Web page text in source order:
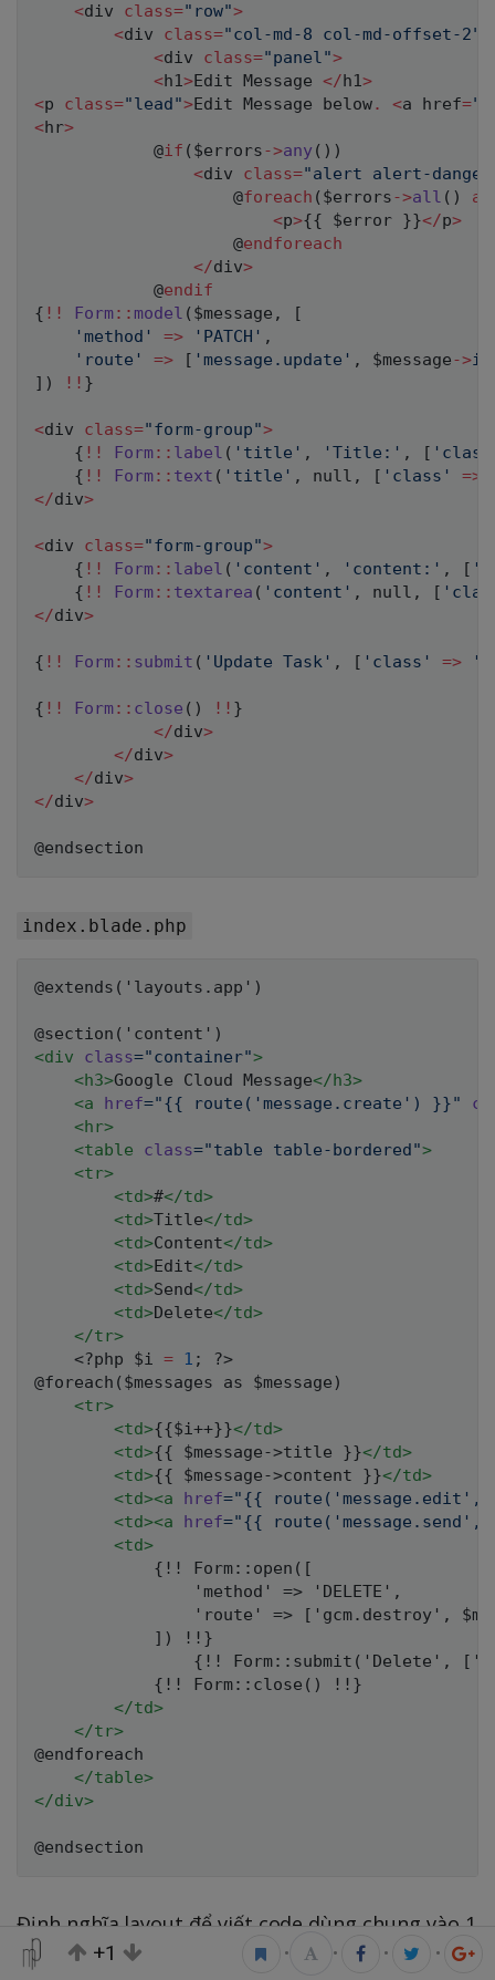
<div class="row">
<div class="col-md-8 col-md-offset-2"
<div class="panel">
<h1>Edit Message </h1>
<p class="lead">Edit Message below. <a href=
<hr>
            @
if ( $errors->any ( ) )
<div class="alert alert-
			        @
foreach ( $errors->all ( )
as
<p>{{ $error }}</p>
			        @
endforeach
</div>
			@
endif
{ ! ! Form:: model ( $message ,
[
'method'
=> 'PATCH' ,
'route'
=> [ 'message.update' , $message->id
] ) ! ! }
<div class="form-group">
{ ! ! Form:: label ( 'title' , 'Title:' , [
{ ! ! Form:: text ( 'title' , null , [ 'class' =>
</div>
<div class="form-group">
{ ! ! Form:: label ( 'content' , 'content:' , [
{ ! ! Form:: textarea ( 'content' , null , [
</div>
{ ! ! Form:: submit ( 'Update Task' , [ 'class' =>
{ ! ! Form:: close ( ) ! ! }
</div>
</div>
</div>
</div>
index.blade.php
@extends('layouts.app')
<div class="container">
<h3>Google Cloud Message</h3>
<a href="{{ route( ' message.create ' ) }}"
<hr>
<table class="table table-bordered">
<tr>
<td>#</td>
<td>Title</td>
<td>Content</td>
<td>Edit</td>
<td>Send</td>
<td>Delete</td>
</tr>
<?php
$i = 1 ;
?>
@foreach($messages as $message)
<tr>
<td>{{$i++}}</td>
<td>{{ $message->title }}</td>
<td>{{ $message->content }}</td>
<td><a href="{{ route( ' message.edit ' ,
<td><a href="{{ route( ' message.send ' ,
<td>
</td>
</tr>
@endforeach
</table>
</div>
Định nghĩa layout để viết code dùng chung vào 1
file. Tạo folder
Tạo file
+1 • • • •